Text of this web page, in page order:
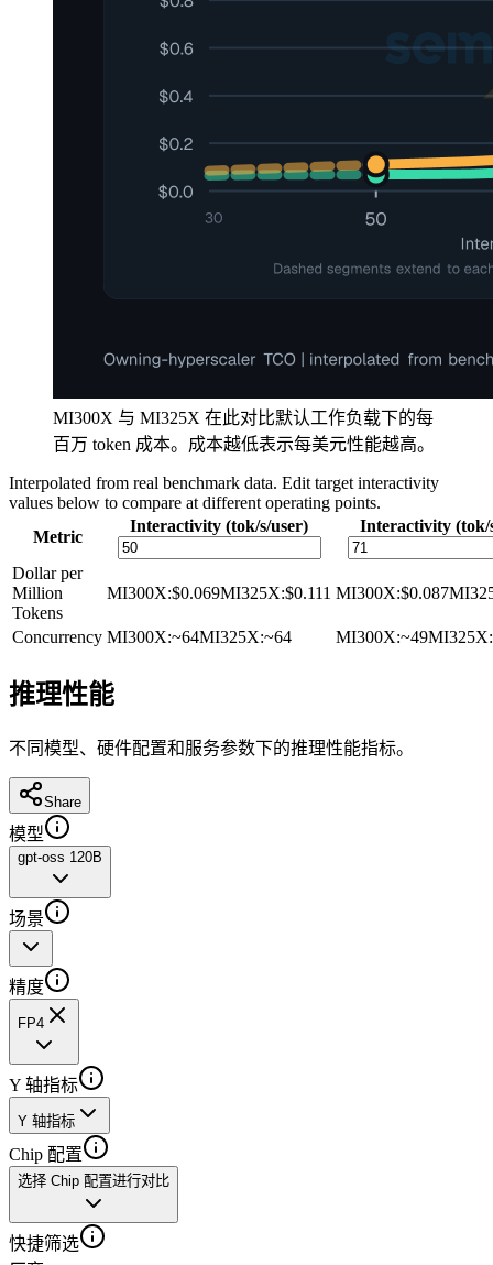
MI300X 与 MI325X 在此对比默认工作负载下的每
百万 token 成本。成本越低表示每美元性能越高。
Interpolated from real benchmark data. Edit target interactivity
values below to compare at different operating points.
Metric
Interactivity (tok/s/user) Interactivity (tok/
Dollar per
Million
Tokens
MI300X:$0.069MI325X:$0.111 MI300X:$0.087
Concurrency MI300X:~64MI325X:~64 MI300X:~49MI325X:
推理性能
不同模型、硬件配置和服务参数下的推理性能指标。
Share
模型
gpt-oss 120B
场景
精度
FP4
Y 轴指标
Y 轴指标
Chip 配置
选择 Chip 配置进行对比
快捷筛选